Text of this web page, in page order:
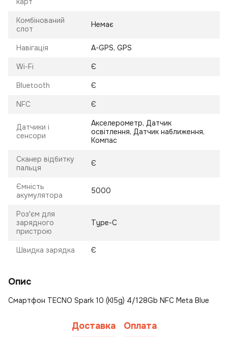
Комбінований
слот
Немає
Навігація A-GPS, GPS
Wi-Fi Є
Bluetooth Є
NFC Є
Датчики і
сенсори
Акселерометр, Датчик
освітлення, Датчик наближення,
Компас
Сканер відбитку
пальця
Є
Ємність
акумулятора
5000
Роз'єм для
зарядного
пристрою
Type-C
Швидка зарядка Є
Опис
Смартфон TECNO Spark 10 (KI5g) 4/128Gb NFC Meta Blue
Доставка Оплата